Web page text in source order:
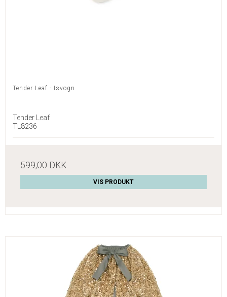
Tender Leaf - Isvogn
Tender Leaf
TL8236
599,00 DKK
VIS PRODUKT